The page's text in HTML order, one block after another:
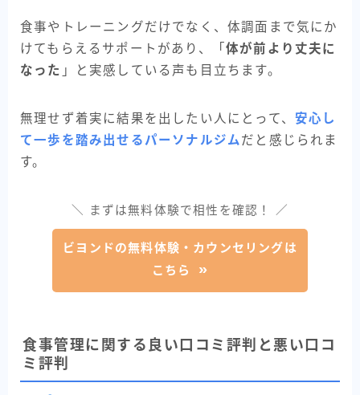
食事やトレーニングだけでなく、体調面まで気にか
けてもらえるサポートがあり、「 体が前より丈夫に
なった 」と実感している声も目立ちます。
無理せず着実に結果を出したい人にとって、安心し
て一歩を踏み出せるパーソナルジムだと感じられま
す。
＼ まずは無料体験で相性を確認！ ／
ビヨンドの無料体験・カウンセリングは
こちら
食事管理に関する良い口コミ評判と悪い口コ
ミ評判